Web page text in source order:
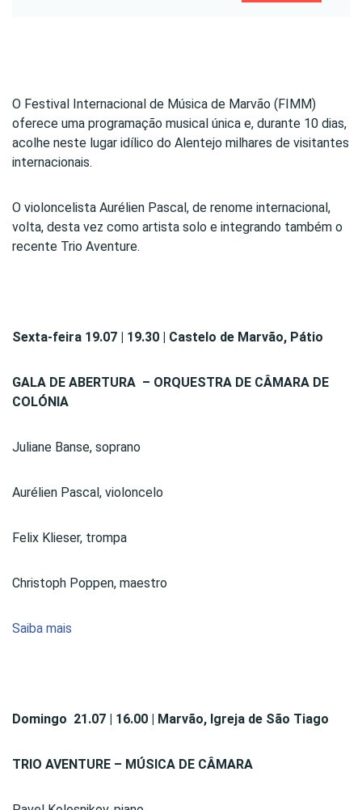
O Festival Internacional de Música de Marvão (FIMM)
oferece uma programação musical única e, durante 10 dias,
acolhe neste lugar idílico do Alentejo milhares de visitantes
internacionais.
O violoncelista Aurélien Pascal, de renome internacional,
volta, desta vez como artista solo e integrando também o
recente Trio Aventure.
Sexta-feira 19.07 | 19.30 | Castelo de Marvão, Pátio
GALA DE ABERTURA – ORQUESTRA DE CÂMARA DE
COLÓNIA
Juliane Banse, soprano
Aurélien Pascal, violoncelo
Felix Klieser, trompa
Christoph Poppen, maestro
Saiba mais
Domingo 21.07 | 16.00 | Marvão, Igreja de São Tiago
TRIO AVENTURE – MÚSICA DE CÂMARA